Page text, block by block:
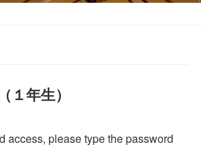
１年生）
access, please type the password